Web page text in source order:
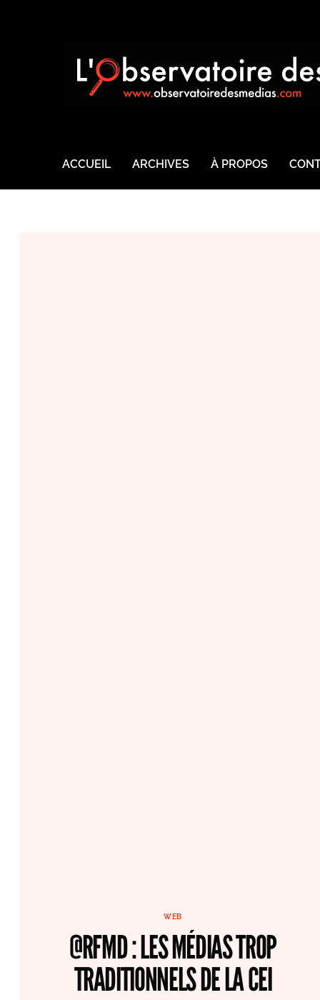
ACCUEIL ARCHIVES À PROPOS
WEB
@RFMD : LES MÉDIAS TROP
TRADITIONNELS DE LA CEI